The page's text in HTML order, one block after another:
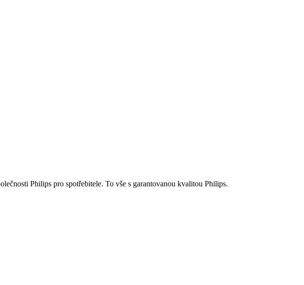
Philips pro spotřebitele. To vše s garantovanou kvalitou Philips.